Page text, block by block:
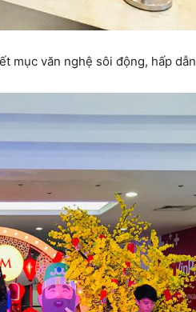
mục văn nghệ sôi động, hấp dẫn